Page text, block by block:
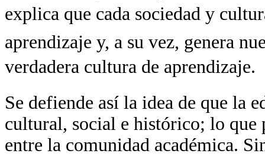
explica que cada sociedad y
aprendizaje y, a su vez, genera
verdadera cultura de aprendizaje.
Se defiende así la idea de que la
cultural, social e histórico; lo que
entre la comunidad académica.